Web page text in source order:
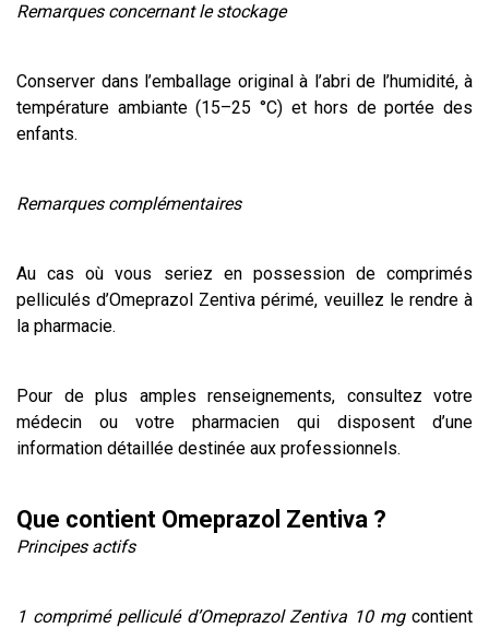
Remarques concernant le stockage
Conserver dans l’emballage original à l’abri de l’humidité, à
température ambiante (15–25 °C) et hors de portée des
enfants.
Remarques complémentaires
Au cas où vous seriez en possession de comprimés
pelliculés d’Omeprazol Zentiva périmé, veuillez le rendre à
la pharmacie.
Pour de plus amples renseignements, consultez votre
médecin ou votre pharmacien qui disposent d’une
information détaillée destinée aux professionnels.
Que contient Omeprazol Zentiva ?
Principes actifs
1 comprimé pelliculé d’Omeprazol Zentiva 10 mgcontient